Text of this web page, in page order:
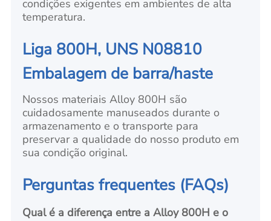
condições exigentes em ambientes de alta
temperatura.
Liga 800H, UNS N08810
Embalagem de barra/haste
Nossos materiais Alloy 800H são
cuidadosamente manuseados durante o
armazenamento e o transporte para
preservar a qualidade do nosso produto em
sua condição original.
Perguntas frequentes (FAQs)
Qual é a diferença entre a Alloy 800H e o